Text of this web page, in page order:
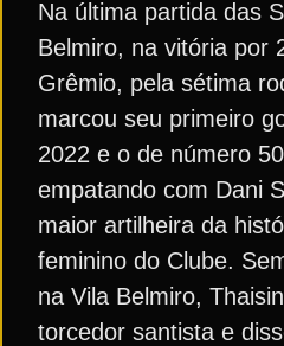
Na última partida das
Belmiro, na vitória por
Grêmio, pela sétima
marcou seu primeiro
2022 e o de número
empatando com Dani
maior artilheira da
feminino do Clube.
na Vila Belmiro,
torcedor santista e